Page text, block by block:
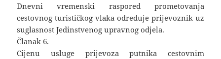
Dnevni vremenski raspored prometovanja
cestovnog turističkog vlaka određuje prijevoznik uz
suglasnost Jedinstvenog upravnog odjela.
Članak 6.
Cijenu usluge prijevoza putnika cestovnim